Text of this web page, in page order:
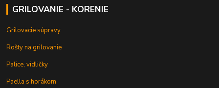
GRILOVANIE - KORENIE
Grilovacie súpravy
Rošty na grilovanie
Palice, vidličky
Paella s horákom